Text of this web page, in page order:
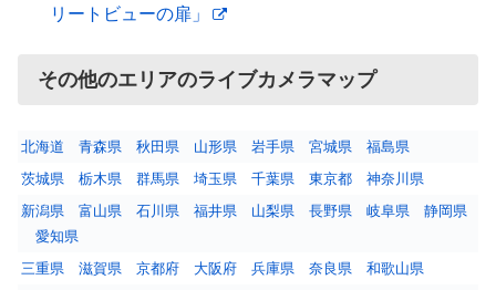
リートビューの扉」
その他のエリアのライブカメラマップ
北海道 青森県 秋田県 山形県 岩手県 宮城県
福島県
茨城県
栃木県 群馬県 埼玉県 千葉県 東京都
神奈川県
新潟県
富山県 石川県 福井県 山梨県 長野県 岐阜県
静岡県
愛知県
三重県
滋賀県 京都府 大阪府 兵庫県 奈良県
和歌山県